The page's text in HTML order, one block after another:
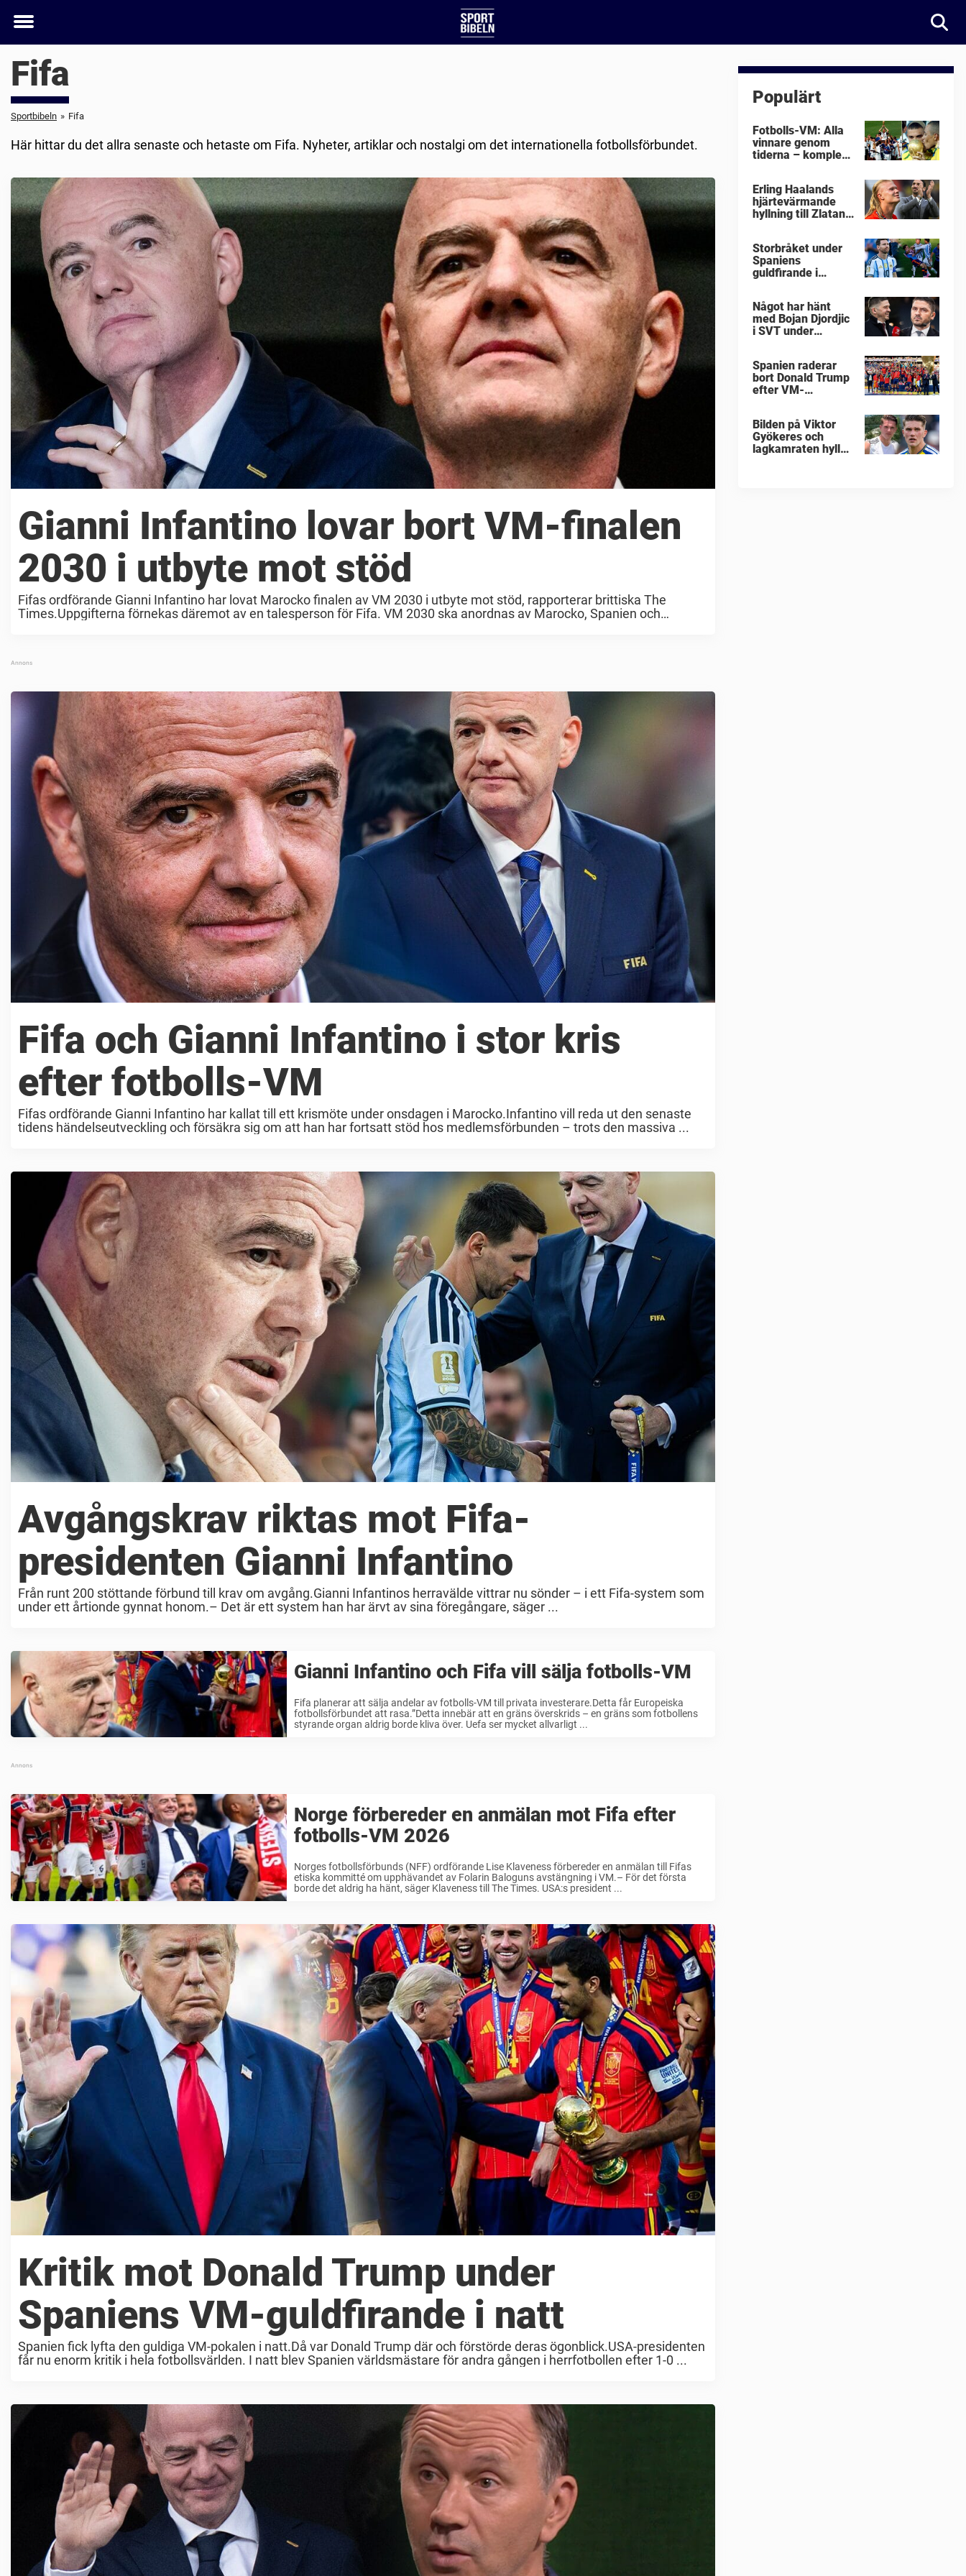
Toggle
Fifa
Sportbibeln » Fifa
Här hittar du det allra senaste och hetaste om Fifa. Nyheter, artiklar och nostalgi om det internationella fotbollsförbundet.
Gianni Infantino lovar bort VM-finalen
2030 i utbyte mot stöd
Fifas ordförande Gianni Infantino har lovat Marocko finalen av VM 2030 i utbyte mot stöd, rapporterar brittiska The
Times.Uppgifterna förnekas däremot av en talesperson för Fifa. VM 2030 ska anordnas av Marocko, Spanien och
Fifa och Gianni Infantino i stor kris
efter fotbolls-VM
Fifas ordförande Gianni Infantino har kallat till ett krismöte under onsdagen i Marocko.Infantino vill reda ut den senaste
tidens händelseutveckling och försäkra sig om att han har fortsatt stöd hos medlemsförbunden – trots den massiva ...
Avgångskrav riktas mot Fifa-
presidenten Gianni Infantino
Från runt 200 stöttande förbund till krav om avgång.Gianni Infantinos herravälde vittrar nu sönder – i ett Fifa-system som
under ett årtionde gynnat honom.– Det är ett system han har ärvt av sina föregångare, säger ...
Gianni Infantino och Fifa vill sälja fotbolls-VM
Fifa planerar att sälja andelar av fotbolls-VM till privata investerare.Detta får Europeiska
fotbollsförbundet att rasa.”Detta innebär att en gräns överskrids – en gräns som fotbollens
styrande organ aldrig borde kliva över. Uefa ser mycket allvarligt ...
Norge förbereder en anmälan mot Fifa efter
fotbolls-VM 2026
Norges fotbollsförbunds (NFF) ordförande Lise Klaveness förbereder en anmälan till Fifas
etiska kommitté om upphävandet av Folarin Baloguns avstängning i VM.– För det första
borde det aldrig ha hänt, säger Klaveness till The Times. USA:s president ...
Kritik mot Donald Trump under
Spaniens VM-guldfirande i natt
Spanien fick lyfta den guldiga VM-pokalen i natt.Då var Donald Trump där och förstörde deras ögonblick.USA-presidenten
får nu enorm kritik i hela fotbollsvärlden. I natt blev Spanien världsmästare för andra gången i herrfotbollen efter 1-0 ...
Populärt
Fotbolls-VM: Alla
vinnare genom
tiderna – komplett
Erling Haalands
hjärtevärmande
hyllning till Zlatan
Storbråket under
Spaniens
guldfirande i
Något har hänt
med Bojan Djordjic
i SVT under
Spanien raderar
bort Donald Trump
efter VM-
Bilden på Viktor
Gyökeres och
lagkamraten hyllas